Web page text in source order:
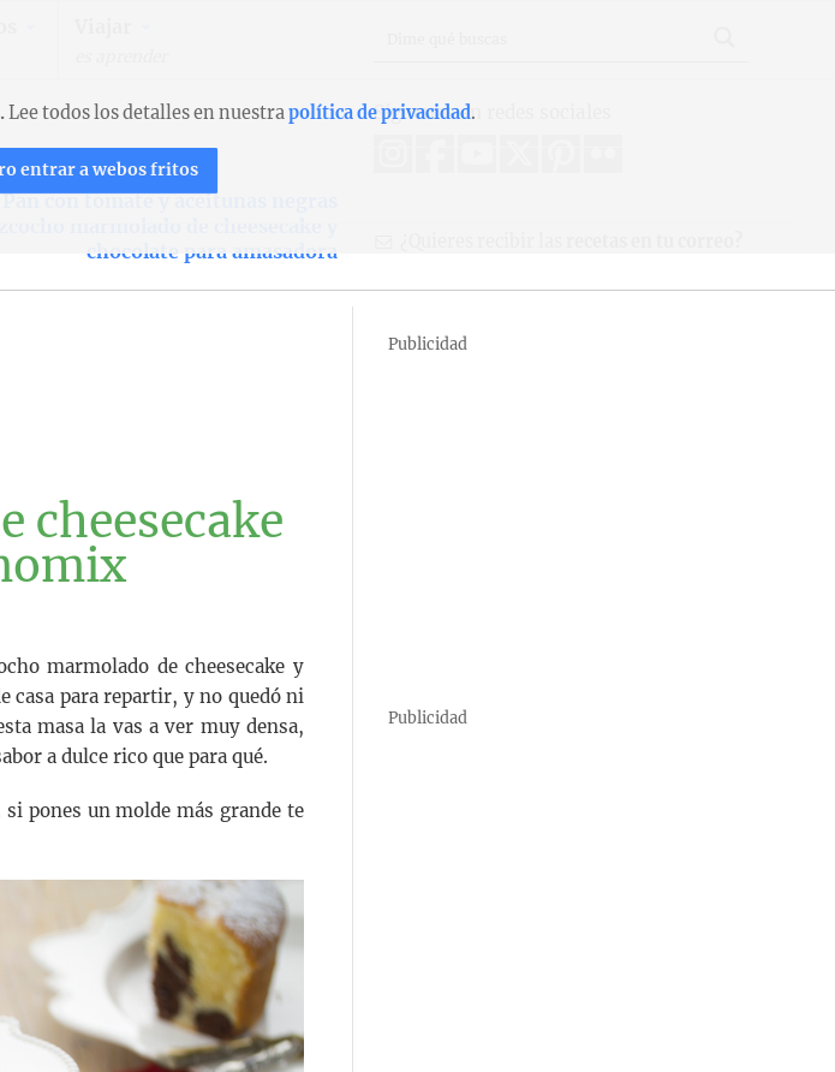
Pan con tomate y aceitunas negras
chocolate para amasadora
Síguenos en redes sociales
cheesecake
marmolado de cheesecake y
casa para repartir, y no quedó ni
masa la vas a ver muy densa,
a dulce rico que para qué.
pones un molde más grande te
Publicidad
Publicidad
Lee todos los detalles en nuestrapolítica de privacidad.
entrar a webos fritos